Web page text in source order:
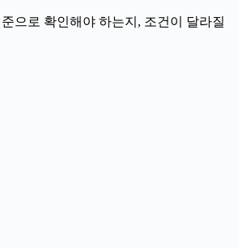
으로 확인해야 하는지, 조건이 달라질